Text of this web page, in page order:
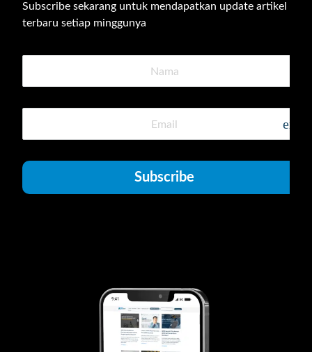
Subscribe sekarang untuk mendapatkan update artikel
terbaru setiap minggunya
Subscribe